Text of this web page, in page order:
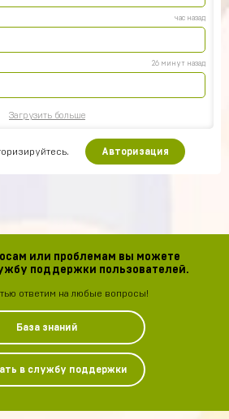
час назад
26 минут назад
Загрузить больше
Авторизация
или проблемам вы можете
поддержки пользователей.
ответим на любые вопросы!
База знаний
в службу поддержки